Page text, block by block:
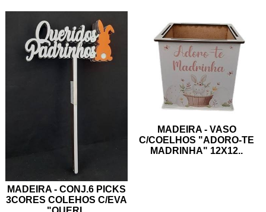
MADEIRA - CONJ.6 PICKS
3CORES COLEHOS C/EVA
MADEIRA - VASO
C/COELHOS "ADORO-TE
MADRINHA" 12X12..